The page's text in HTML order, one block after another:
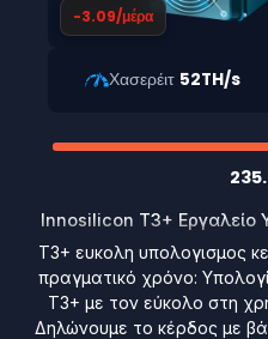
-3.09/μέρα
Χασερέιτ 52TH/s
Innosilicon T3+ Εργαλείο
T3+ ευκολη υπολογισμος
πραγματικό χρόνο:
T3+ με τον εύκολο στη
Δηλώνουμε το κέρδος με